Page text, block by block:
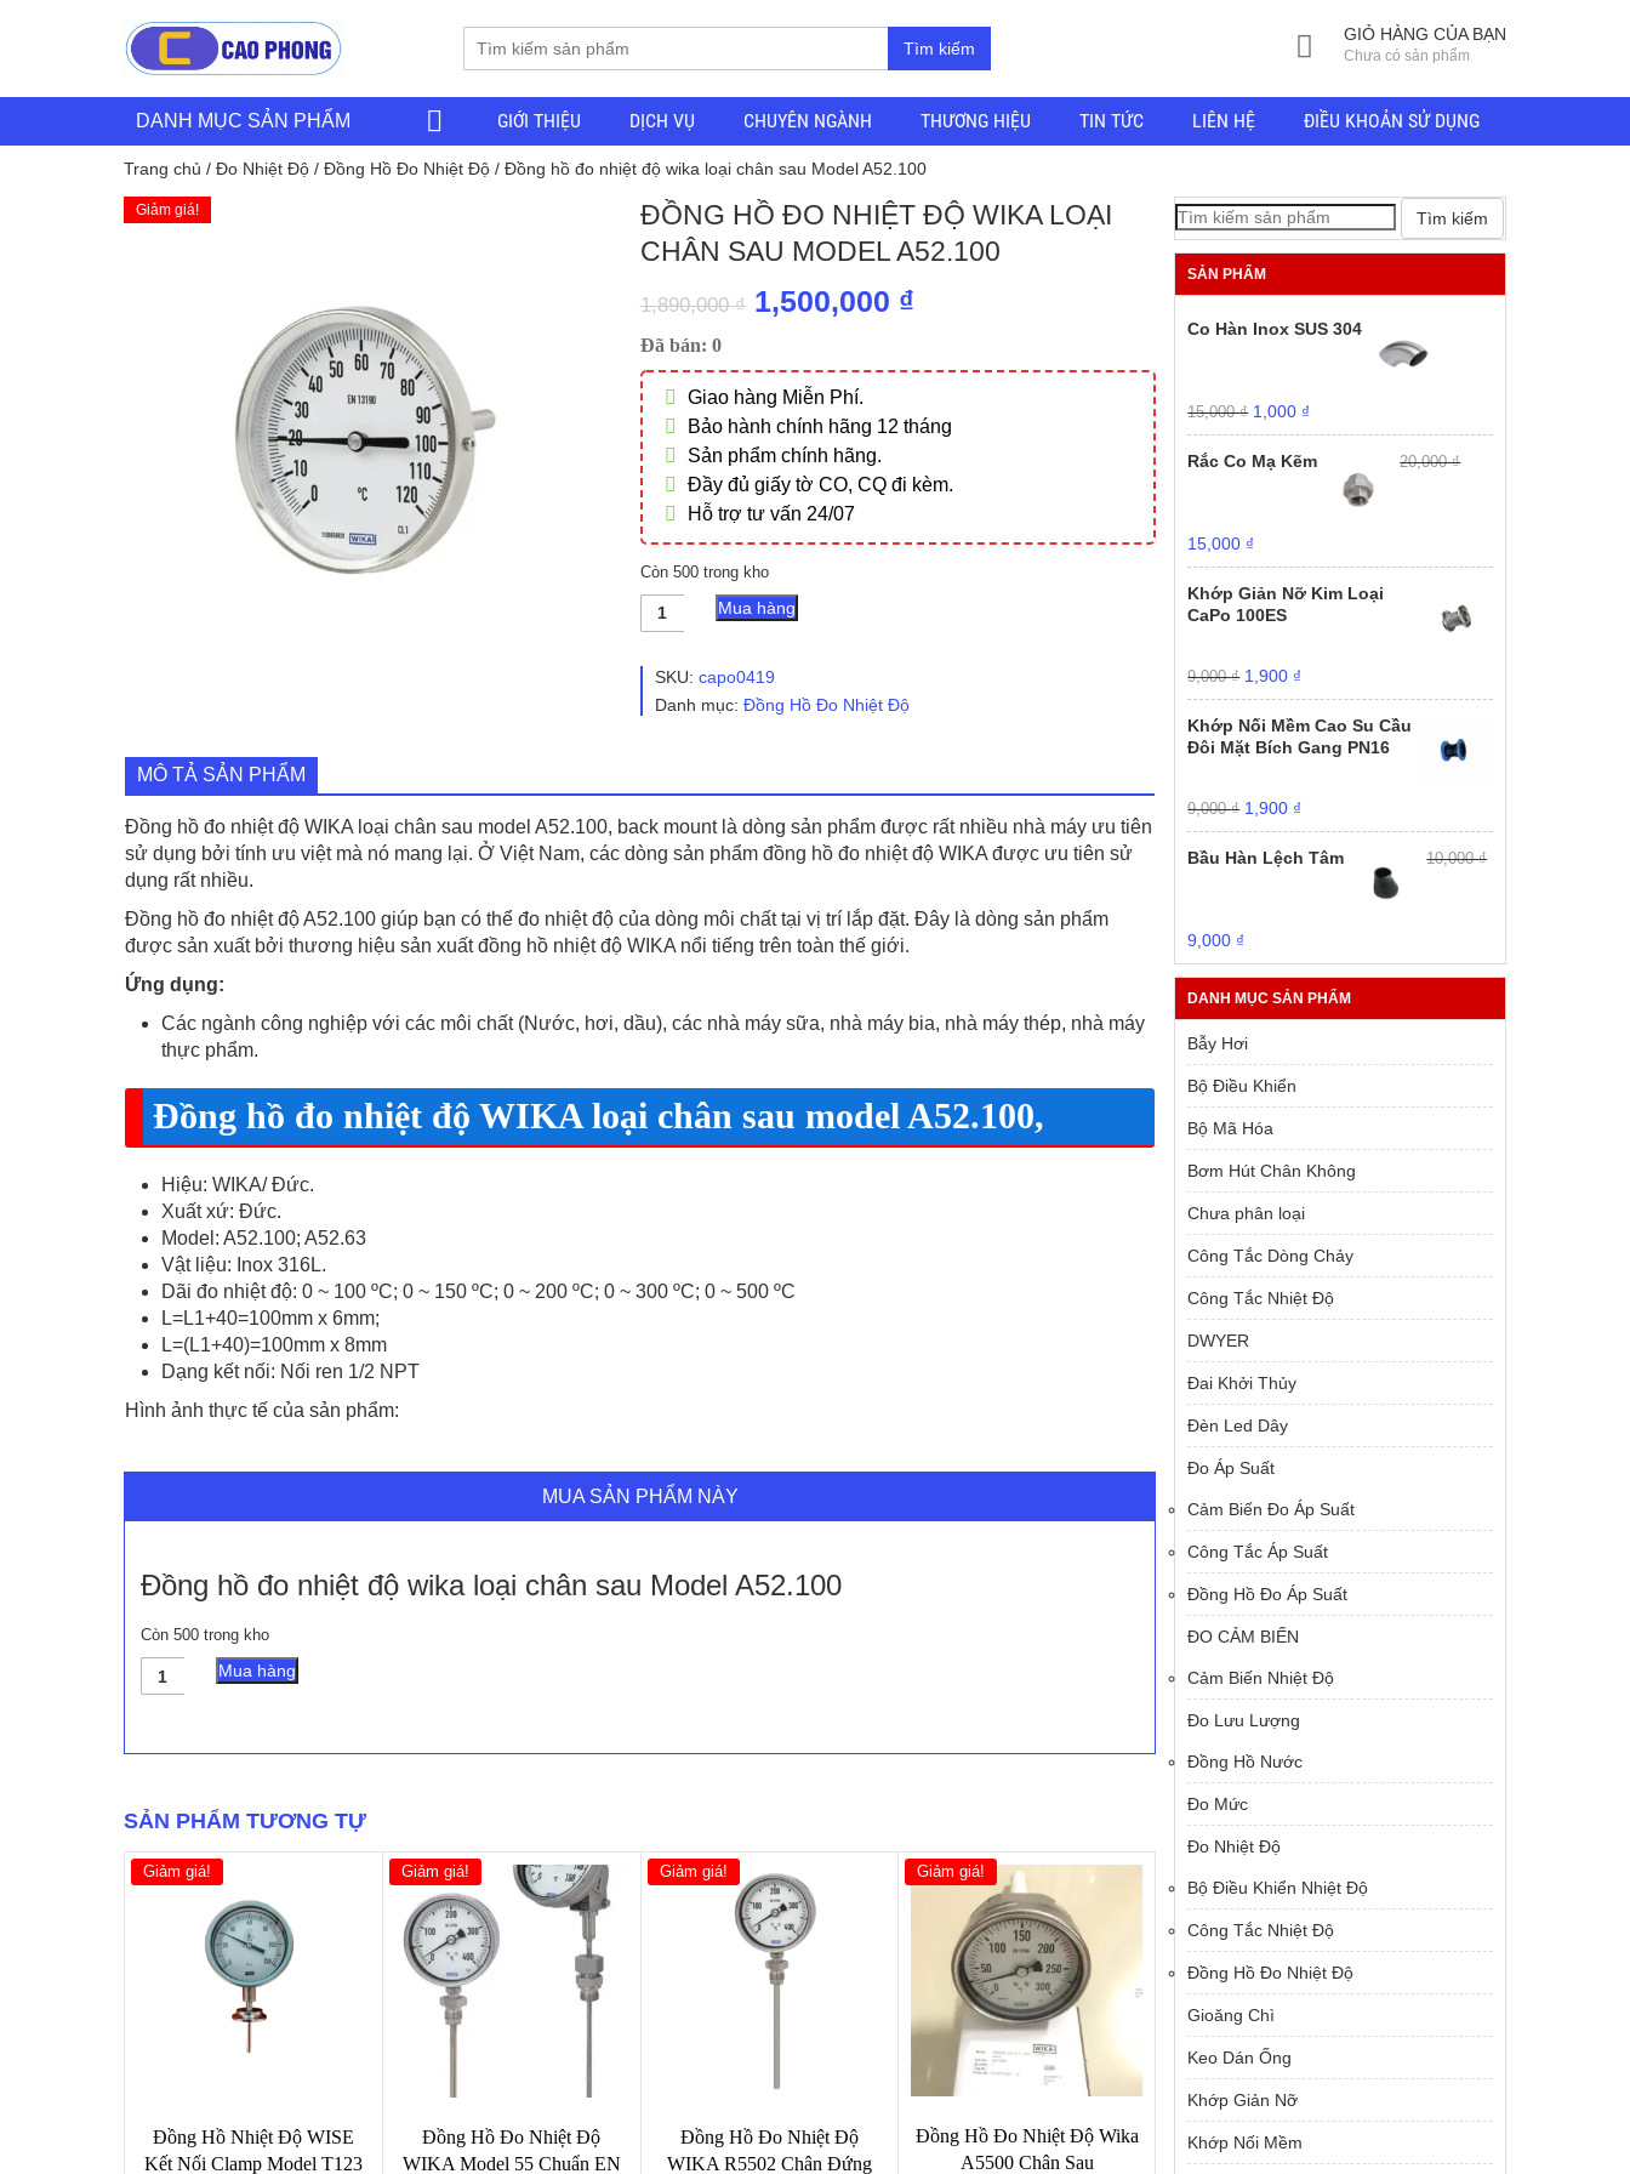
Tìm kiếm
GIỎ HÀNG CỦA BẠN
Chưa có sản phẩm
DANH MỤC SẢN PHẨM GIỚI THIỆU DỊCH VỤ CHUYÊN NGÀNH THƯƠNG HIỆU TIN TỨC LIÊN HỆ ĐIỀU KHOẢN SỬ DỤNG
Trang chủ / Đo Nhiệt Độ / Đồng Hồ Đo Nhiệt Độ / Đồng hồ đo nhiệt độ wika loại chân sau Model A52.100
Giảm giá!
ĐỒNG HỒ ĐO NHIỆT ĐỘ WIKA LOẠI
CHÂN SAU MODEL A52.100
1,890,000₫ Giá
là:
1,890,000 ₫.
1,500,000 ₫Giá
tại
là:
Đã bán: 0
Giao hàng Miễn Phí.
Bảo hành chính hãng 12 tháng
Sản phẩm chính hãng.
Đầy đủ giấy tờ CO, CQ đi kèm.
Hỗ trợ tư vấn 24/07
Còn 500 trong kho
Đồng
nhiệt
wika
Model
A52.100
số
lượng
Mua hàng
SKU: capo0419
Danh mục: Đồng Hồ Đo Nhiệt Độ
MÔ TẢ SẢN PHẨM
Đồng hồ đo nhiệt độ WIKA loại chân sau model A52.100, back mount là dòng sản phẩm được rất nhiều nhà máy ưu tiên
sử dụng bởi tính ưu việt mà nó mang lại. Ở Việt Nam, các dòng sản phẩm đồng hồ đo nhiệt độ WIKA được ưu tiên sử
dụng rất nhiều.
Đồng hồ đo nhiệt độ A52.100 giúp bạn có thể đo nhiệt độ của dòng môi chất tại vị trí lắp đặt. Đây là dòng sản phẩm
được sản xuất bởi thương hiệu sản xuất đồng hồ nhiệt độ WIKA nổi tiếng trên toàn thế giới.
Ứng dụng:
Các ngành công nghiệp với các môi chất (Nước, hơi, dầu), các nhà máy sữa, nhà máy bia, nhà máy thép, nhà máy
thực phẩm.
Đồng hồ đo nhiệt độ WIKA loại chân sau model A52.100,
Hiệu: WIKA/ Đức.
Xuất xứ: Đức.
Model: A52.100; A52.63
Vật liệu: Inox 316L.
Dãi đo nhiệt độ: 0 ~ 100 ºC; 0 ~ 150 ºC; 0 ~ 200 ºC; 0 ~ 300 ºC; 0 ~ 500 ºC
L=L1+40=100mm x 6mm;
L=(L1+40)=100mm x 8mm
Dạng kết nối: Nối ren 1/2 NPT
Hình ảnh thực tế của sản phẩm:
MUA SẢN PHẨM NÀY
Đồng hồ đo nhiệt độ wika loại chân sau Model A52.100
Còn 500 trong kho
Đồng
hồ
độ
chân
Model
A52.100
Mua hàng
SẢN PHẨM TƯƠNG TỰ
Giảm giá!
Đồng Hồ Nhiệt Độ WISE
Kết Nối Clamp Model T123
Giảm giá!
Đồng Hồ Đo Nhiệt Độ
WIKA Model 55 Chuẩn EN
Giảm giá!
Đồng Hồ Đo Nhiệt Độ
WIKA R5502 Chân Đứng
Giảm giá!
Đồng Hồ Đo Nhiệt Độ Wika
A5500 Chân Sau
Tìm kiếm
SẢN PHẨM
Co Hàn Inox SUS 304
15,000₫ Giá
gốc
là:
15,000 ₫.
1,000 ₫
hiện
1,000 ₫.
Rắc Co Mạ Kẽm 20,000₫
Giá
gốc
là:
20,000 ₫.
15,000 ₫
hiện
tại
là:
Khớp Giản Nỡ Kim Loại
CaPo 100ES
9,000₫ Giá
gốc
là:
9,000 ₫.
1,900 ₫
hiện
tại
là:
1,900 ₫.
Khớp Nối Mềm Cao Su Cầu
Đôi Mặt Bích Gang PN16
9,000₫ Giá
gốc
9,000 ₫.
1,900 ₫
hiện
tại
Bầu Hàn Lệch Tâm 10,000₫
Giá
gốc
là:
10,000 ₫.
9,000 ₫
hiện
tại
là:
9,000 ₫.
DANH MỤC SẢN PHẨM
Bẫy Hơi
Bộ Điều Khiển
Bộ Mã Hóa
Bơm Hút Chân Không
Chưa phân loại
Công Tắc Dòng Chảy
Công Tắc Nhiệt Độ
DWYER
Đai Khởi Thủy
Đèn Led Dây
Đo Áp Suất
Cảm Biến Đo Áp Suất
Công Tắc Áp Suất
Đồng Hồ Đo Áp Suất
ĐO CẢM BIẾN
Cảm Biến Nhiệt Độ
Đo Lưu Lượng
Đồng Hồ Nước
Đo Mức
Đo Nhiệt Độ
Bộ Điều Khiển Nhiệt Độ
Công Tắc Nhiệt Độ
Đồng Hồ Đo Nhiệt Độ
Gioăng Chì
Keo Dán Ống
Khớp Giản Nỡ
Khớp Nối Mềm